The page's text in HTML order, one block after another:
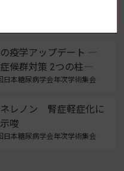
疫学アップデート ―
候群対策 2つの柱―
日本糖尿病学会年次学術集会
ネレノン 腎症軽症化に
唆
日本糖尿病学会年次学術集会